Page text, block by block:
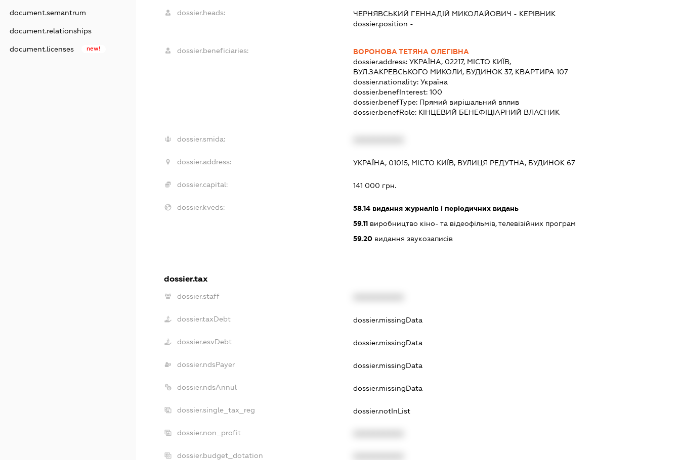
document.semantrum
document.relationships
document.licenses new!
dossier.heads: ЧЕРНЯВСЬКИЙ ГЕННАДІЙ МИКОЛАЙОВИЧ - КЕРІВНИК
dossier.position -
dossier.beneficiaries:
ВОРОНОВА ТЕТЯНА ОЛЕГІВНА
dossier.address: УКРАЇНА, 02217, МІСТО КИЇВ,
ВУЛ.ЗАКРЕВСЬКОГО МИКОЛИ, БУДИНОК 37, КВАРТИРА 107
dossier.nationality: Україна
dossier.benefInterest: 100
dossier.benefType: Прямий вирішальний вплив
dossier.benefRole: КІНЦЕВИЙ БЕНЕФІЦІАРНИЙ ВЛАСНИК
dossier.smida:
dossier.address: УКРАЇНА, 01015, МІСТО КИЇВ, ВУЛИЦЯ РЕДУТНА, БУДИНОК 67
dossier.capital: 141 000 грн.
dossier.kveds: 58.14видання журналів і періодичних видань
59.11виробництво кіно- та відеофільмів, телевізійних програм
59.20видання звукозаписів
dossier.tax
dossier.staff
dossier.taxDebt dossier.missingData
dossier.esvDebt dossier.missingData
dossier.ndsPayer dossier.missingData
dossier.ndsAnnul dossier.missingData
dossier.single_tax_reg dossier.notInList
dossier.non_profit
dossier.budget_dotation